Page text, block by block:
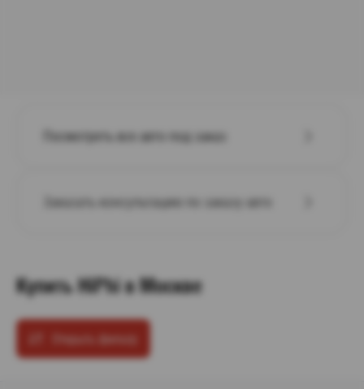
Посмотреть все авто под заказ
Заказать консультацию по заказу авто
Купить HiPhi в Москве
Открыть фильтр